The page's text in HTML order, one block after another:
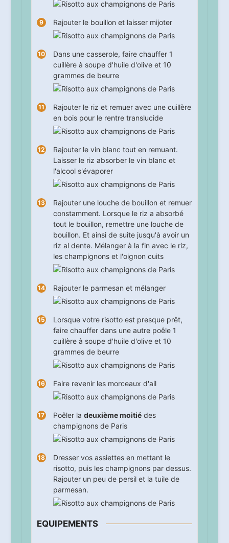
Rajouter le bouillon et laisser mijoter
Dans une casserole, faire chauffer 1
cuillère à soupe d'huile d'olive et 10
grammes de beurre
Rajouter le riz et remuer avec une cuillère
en bois pour le rentre translucide
Rajouter le vin blanc tout en remuant.
Laisser le riz absorber le vin blanc et
l'alcool s'évaporer
Rajouter une louche de bouillon et remuer
constamment. Lorsque le riz a absorbé
tout le bouillon, remettre une louche de
bouillon. Et ainsi de suite jusqu'à avoir un
riz al dente. Mélanger à la fin avec le riz,
les champignons et l'oignon cuits
Rajouter le parmesan et mélanger
Lorsque votre risotto est presque prêt,
faire chauffer dans une autre poêle 1
cuillère à soupe d'huile d'olive et 10
grammes de beurre
Faire revenir les morceaux d'ail
Poêler la deuxième moitiédes
champignons de Paris
Dresser vos assiettes en mettant le
risotto, puis les champignons par dessus.
Rajouter un peu de persil et la tuile de
parmesan.
EQUIPEMENTS